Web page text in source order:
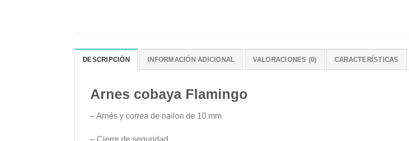
DESCRIPCIÓN INFORMACIÓN ADICIONAL VALORACIONES (0) CARACTERÍSTICAS
Arnes cobaya Flamingo
– Arnés y correa de nailon de 10 mm
– Cierre de seguridad